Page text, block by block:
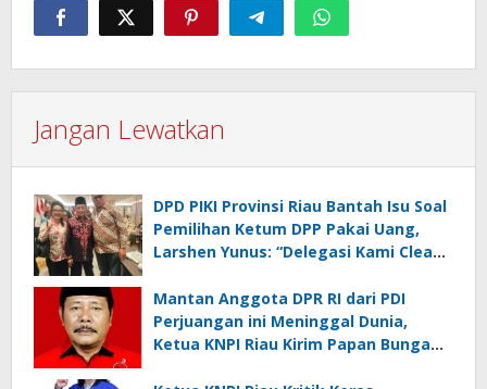
Jangan Lewatkan
DPD PIKI Provinsi Riau Bantah Isu Soal
Pemilihan Ketum DPP Pakai Uang,
Larshen Yunus: “Delegasi Kami Clean
Pribadi”
Mantan Anggota DPR RI dari PDI
Perjuangan ini Meninggal Dunia,
Ketua KNPI Riau Kirim Papan Bunga